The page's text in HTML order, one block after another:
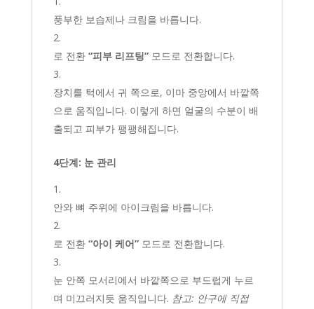
풍부한 보습제나 크림을 바릅니다.
로 전환 “피부 리프팅”모드로 전환합니다.
장치를 턱에서 귀 쪽으로, 이마 중앙에서 바깥쪽
으로 움직입니다. 이렇게 하면 얼굴의 수분이 배
출되고 피부가 팽팽해집니다.
4단계: 눈 관리
안와 뼈 주위에 아이크림을 바릅니다.
로 전환 “아이 케어”모드로 전환합니다.
눈 안쪽 모서리에서 바깥쪽으로 부드럽게 누르
며 미끄러지듯 움직입니다. 참고: 안구에 직접